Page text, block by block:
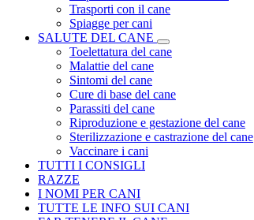
Trasporti con il cane
Spiagge per cani
SALUTE DEL CANE
Toelettatura del cane
Malattie del cane
Sintomi del cane
Cure di base del cane
Parassiti del cane
Riproduzione e gestazione del cane
Sterilizzazione e castrazione del cane
Vaccinare i cani
TUTTI I CONSIGLI
RAZZE
I NOMI PER CANI
TUTTE LE INFO SUI CANI